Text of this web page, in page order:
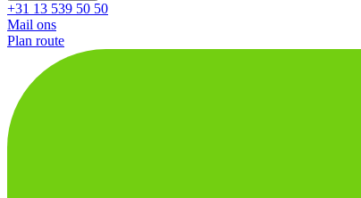
+31 13 539 50 50
Mail ons
Plan route